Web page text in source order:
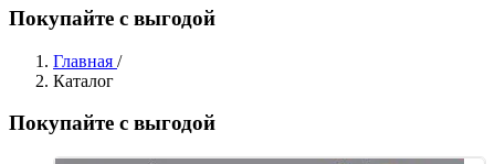
Покупайте с выгодой
Главная /
Каталог
Покупайте с выгодой